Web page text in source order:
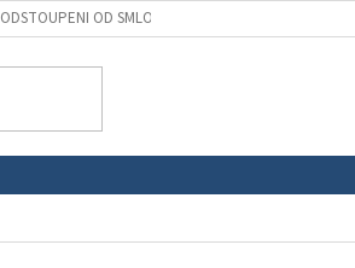
ODSTOUPENI OD SMLOUVY/REKLAMACE